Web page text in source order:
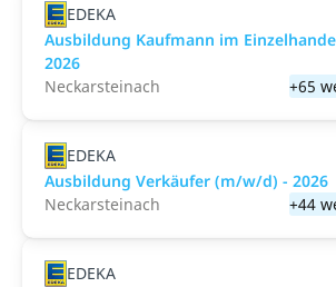
EDEKA
Ausbildung Kaufmann im
2026
Neckarsteinach
+65
EDEKA
Ausbildung Verkäufer (m/w/d) - 2026
Neckarsteinach
+44
EDEKA